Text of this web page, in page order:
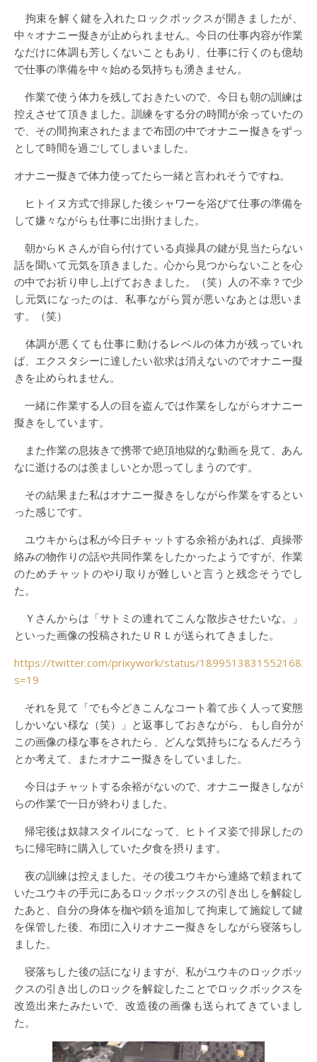
拘束を解く鍵を入れたロックボックスが開きましたが、
中々オナニー擬きが止められません。今日の仕事内容が作業
なだけに体調も芳しくないこともあり、仕事に行くのも億劫
で仕事の準備を中々始める気持ちも湧きません。
作業で使う体力を残しておきたいので、今日も朝の訓練は
控えさせて頂きました。訓練をする分の時間が余っていたの
で、その間拘束されたままで布団の中でオナニー擬きをずっ
として時間を過ごしてしまいました。
オナニー擬きで体力使ってたら一緒と言われそうですね。
ヒトイヌ方式で排尿した後シャワーを浴びて仕事の準備を
して嫌々ながらも仕事に出掛けました。
朝からＫさんが自ら付けている貞操具の鍵が見当たらない
話を聞いて元気を頂きました。心から見つからないことを心
の中でお祈り申し上げておきました。（笑）人の不幸？で少
し元気になったのは、私事ながら質が悪いなあとは思いま
す。（笑）
体調が悪くても仕事に動けるレベルの体力が残っていれ
ば、エクスタシーに達したい欲求は消えないのでオナニー擬
きを止められません。
一緒に作業する人の目を盗んでは作業をしながらオナニー
擬きをしています。
また作業の息抜きで携帯で絶頂地獄的な動画を見て、あん
なに逝けるのは羨ましいとか思ってしまうのです。
その結果また私はオナニー擬きをしながら作業をするとい
った感じです。
ユウキからは私が今日チャットする余裕があれば、貞操帯
絡みの物作りの話や共同作業をしたかったようですが、作業
のためチャットのやり取りが難しいと言うと残念そうでし
た。
Ｙさんからは「サトミの連れてこんな散歩させたいな。」
といった画像の投稿されたＵＲＬが送られてきました。
https://twitter.com/prixywork/status/
s=19
それを見て「でも今どきこんなコート着て歩く人って変態
しかいない様な（笑）」と返事しておきながら、もし自分が
この画像の様な事をされたら、どんな気持ちになるんだろう
とか考えて、またオナニー擬きをしていました。
今日はチャットする余裕がないので、オナニー擬きしなが
らの作業で一日が終わりました。
帰宅後は奴隷スタイルになって、ヒトイヌ姿で排尿したの
ちに帰宅時に購入していた夕食を摂ります。
夜の訓練は控えました。その後ユウキから連絡で頼まれて
いたユウキの手元にあるロックボックスの引き出しを解錠し
たあと、自分の身体を枷や鎖を追加して拘束して施錠して鍵
を保管した後、布団に入りオナニー擬きをしながら寝落ちし
ました。
寝落ちした後の話になりますが、私がユウキのロックボッ
クスの引き出しのロックを解錠したことでロックボックスを
改造出来たみたいで、改造後の画像も送られてきていまし
た。